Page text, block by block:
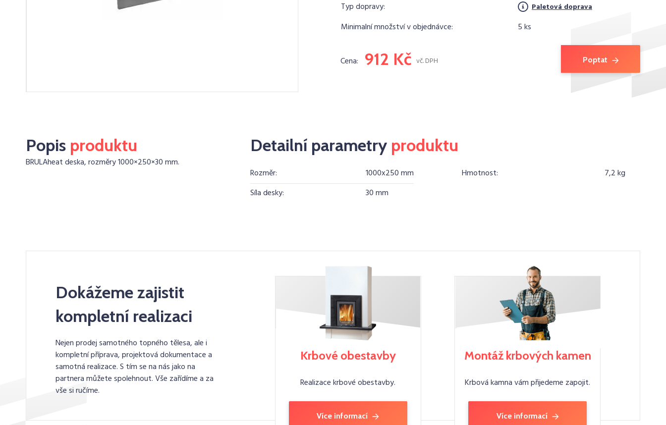
Typ dopravy: Paletová doprava
Minimalní množství v objednávce: 5 ks
Cena: 912 Kč vč. DPH Poptat
Popis produktu
BRULAheat deska, rozměry 1000×250×30 mm.
Detailní parametry produktu
Rozměr:
1000x250 mm
Síla desky:
30 mm
Hmotnost: 7,2 kg
Dokážeme zajistit
kompletní realizaci
Nejen prodej samotného topného tělesa, ale i
kompletní příprava, projektová dokumentace a
samotná realizace. S tím se na nás jako na
partnera můžete spolehnout. Vše zařídíme a za
vše si ručíme.
Krbové obestavby
Realizace krbové obestavby.
Více informací
Montáž krbových kamen
Krbová kamna vám přijedeme zapojit.
Více informací